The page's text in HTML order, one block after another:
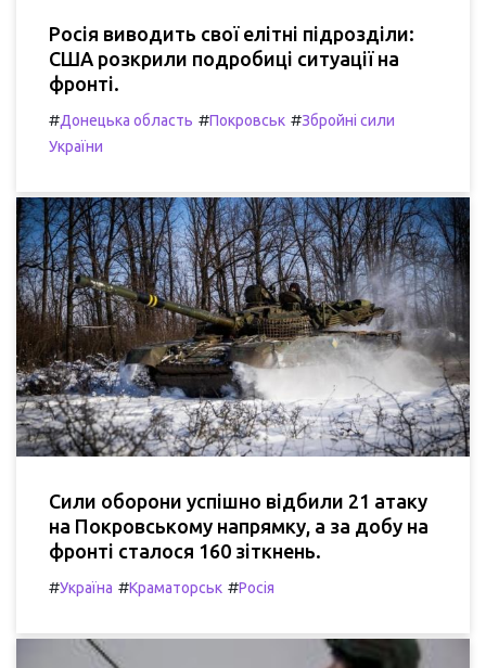
Росія виводить свої елітні підрозділи:
США розкрили подробиці ситуації на
фронті.
#Донецька область #Покровськ #Збройні сили
України
Сили оборони успішно відбили 21 атаку
на Покровському напрямку, а за добу на
фронті сталося 160 зіткнень.
#Україна #Краматорськ #Росія